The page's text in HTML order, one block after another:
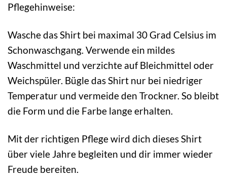
Pflegehinweise:
Wasche das Shirt bei maximal 30 Grad Celsius im
Schonwaschgang. Verwende ein mildes
Waschmittel und verzichte auf Bleichmittel oder
Weichspüler. Bügle das Shirt nur bei niedriger
Temperatur und vermeide den Trockner. So bleibt
die Form und die Farbe lange erhalten.
Mit der richtigen Pflege wird dich dieses Shirt
über viele Jahre begleiten und dir immer wieder
Freude bereiten.